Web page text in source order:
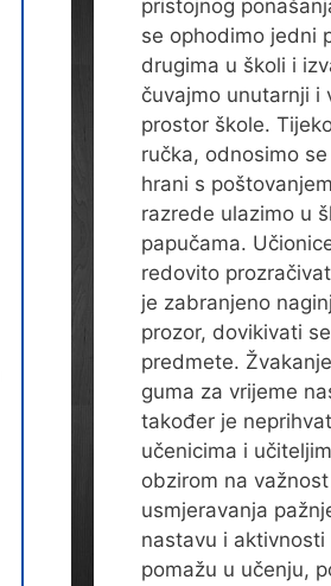
pristojnog
se ophodimo jedni
drugima u školi i
čuvajmo unutarnji i
prostor škole.
ručka, odnosimo
hrani s
razrede ulazimo u
papučama.
redovito
je zabranjeno
prozor, dovikivati
predmete.
guma za vrijeme
također je
učenicima i
obzirom na važnost
usmjeravanja
nastavu i aktivnosti
pomažu u učenju,